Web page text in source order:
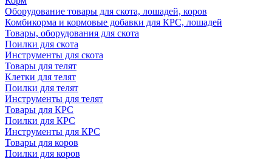
Оборудование товары для скота, лошадей, коров
Комбикорма и кормовые добавки для КРС, лошадей
Товары, оборудования для скота
Поилки для скота
Инструменты для скота
Товары для телят
Клетки для телят
Поилки для телят
Инструменты для телят
Товары для КРС
Поилки для КРС
Инструменты для КРС
Товары для коров
Поилки для коров